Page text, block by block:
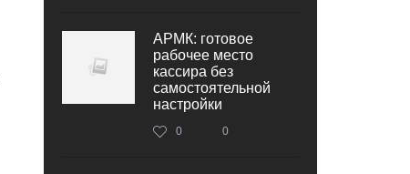
АРМК: готовое
рабочее место
кассира без
самостоятельной
настройки
0 0